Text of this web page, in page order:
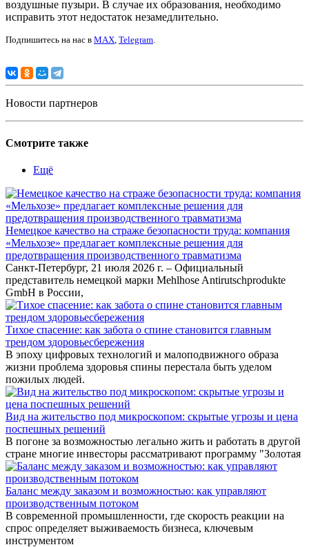
воздушные пузыри. В случае их образования, необходимо
исправить этот недостаток незамедлительно.
Подпишитесь на нас в MAX, Telegram.
Новости партнеров
Смотрите также
Ещё
Немецкое качество на страже безопасности труда: компания
«Мельхозе» предлагает комплексные решения для
предотвращения производственного травматизма
Санкт-Петербург, 21 июля 2026 г. – Официальный
представитель немецкой марки Mehlhose Antirutschprodukte
GmbH в России,
Тихое спасение: как забота о спине становится главным
трендом здоровьесбережения
В эпоху цифровых технологий и малоподвижного образа
жизни проблема здоровья спины перестала быть уделом
пожилых людей.
Вид на жительство под микроскопом: скрытые угрозы и цена
поспешных решений
В погоне за возможностью легально жить и работать в другой
стране многие инвесторы рассматривают программу "Золотая
Баланс между заказом и возможностью: как управляют
производственным потоком
В современной промышленности, где скорость реакции на
спрос определяет выживаемость бизнеса, ключевым
инструментом